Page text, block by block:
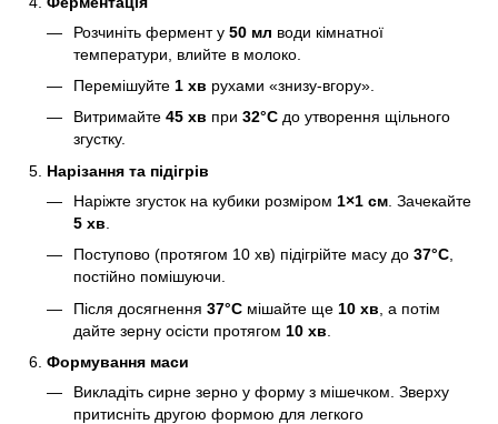
Розчиніть фермент у 50 мл води кімнатної
температури, влийте в молоко.
Перемішуйте 1 хв рухами «знизу-вгору».
Витримайте 45 хв при 32°C до утворення щільного
згустку.
Нарізання та підігрів
Наріжте згусток на кубики розміром 1×1 см . Зачекайте
5 хв
Поступово (протягом 10 хв) підігрійте масу до 37°C
постійно помішуючи.
Після досягнення 37°C мішайте ще 10 хв , а потім
дайте зерну осісти протягом 10 хв
Формування маси
Викладіть сирне зерно у форму з мішечком. Зверху
притисніть другою формою для легкого